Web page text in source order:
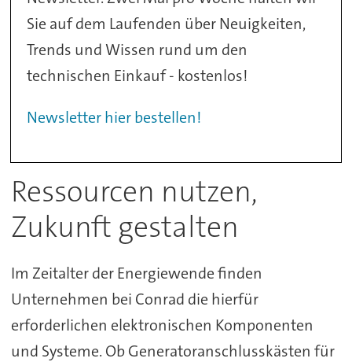
Sie auf dem Laufenden über Neuigkeiten,
Trends und Wissen rund um den
technischen Einkauf - kostenlos!
Newsletter hier bestellen!
Ressourcen nutzen,
Zukunft gestalten
Im Zeitalter der Energiewende finden
Unternehmen bei Conrad die hierfür
erforderlichen elektronischen Komponenten
und Systeme. Ob Generatoranschlusskästen für